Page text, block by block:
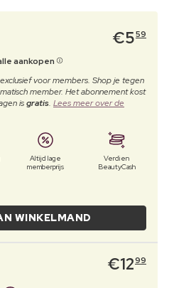
€559
aankopen
voor members. Shop je tegen
member. Het abonnement kost
isgratis. Lees meer over de
Altijd lage
memberprijs
Verdien
BeautyCash
WINKELMAND
€1299